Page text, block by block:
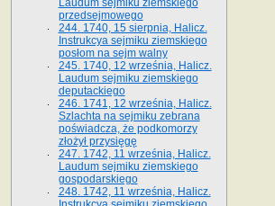
Laudum sejmiku ziemskiego
przedsejmowego
244. 1740, 15 sierpnia, Halicz.
Instrukcya sejmiku ziemskiego
posłom na sejm walny
245. 1740, 12 września, Halicz.
Laudum sejmiku ziemskiego
deputackiego
246. 1741, 12 września, Halicz.
Szlachta na sejmiku zebrana
poświadcza, że podkomorzy
złożył przysięgę
247. 1742, 11 września, Halicz.
Laudum sejmiku ziemskiego
gospodarskiego
248. 1742, 11 września, Halicz.